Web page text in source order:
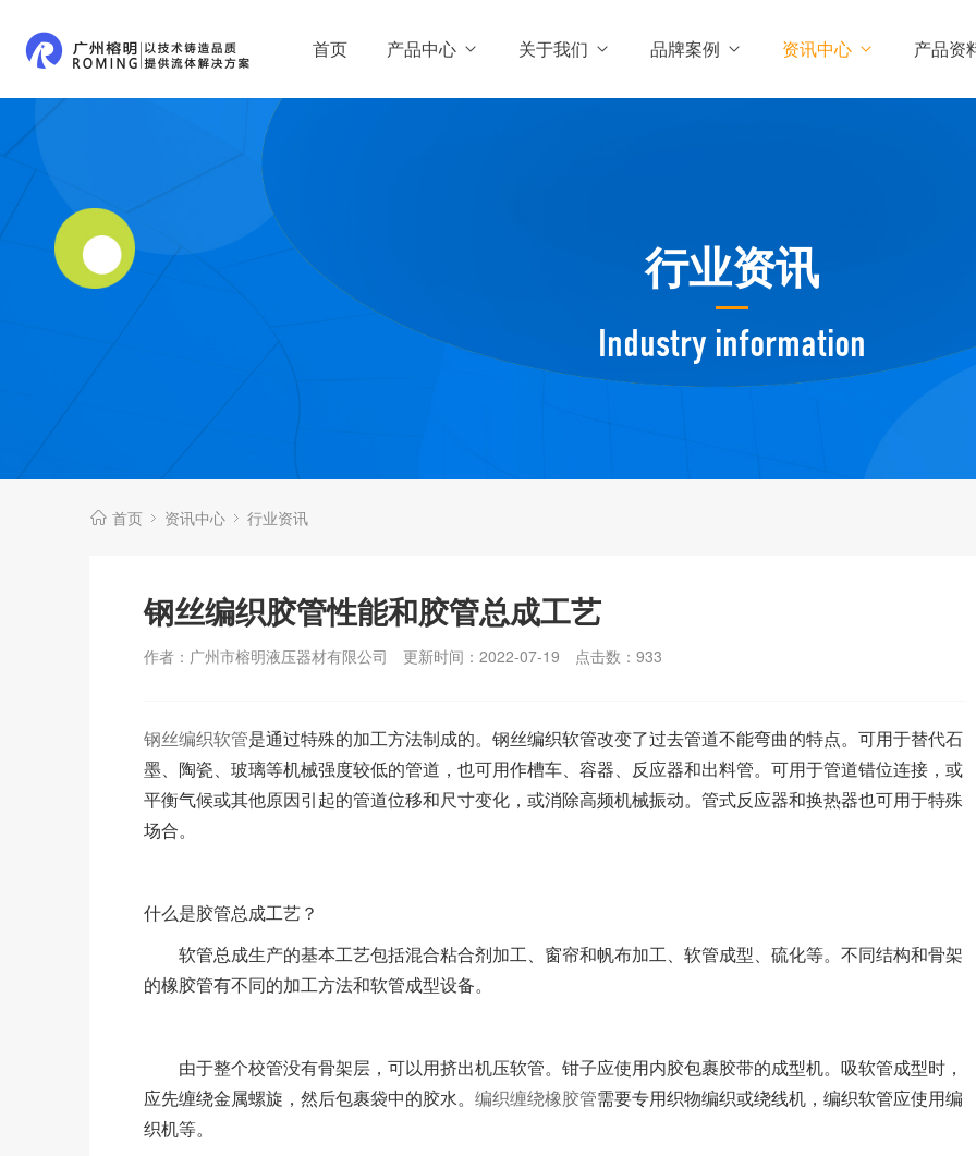
首页 产品中心 关于我们 品牌案例 资讯中心 产品资
行业资讯
Industry information
首页 资讯中心 行业资讯
钢丝编织胶管性能和胶管总成工艺
作者：广州市榕明液压器材有限公司 更新时间：2022-07-19 点击数： 933
钢丝编织软管是通过特殊的加工方法制成的。钢丝编织软管改变了过去管道不能弯曲的特点。可用于替代石
墨、陶瓷、玻璃等机械强度较低的管道，也可用作槽车、容器、反应器和出料管。可用于管道错位连接，或
平衡气候或其他原因引起的管道位移和尺寸变化，或消除高频机械振动。管式反应器和换热器也可用于特殊
场合。
什么是胶管总成工艺？
软管总成生产的基本工艺包括混合粘合剂加工、窗帘和帆布加工、软管成型、硫化等。不同结构和骨架
的橡胶管有不同的加工方法和软管成型设备。
由于整个校管没有骨架层，可以用挤出机压软管。钳子应使用内胶包裹胶带的成型机。吸软管成型时，
应先缠绕金属螺旋，然后包裹袋中的胶水。 编织缠绕橡胶管需要专用织物编织或绕线机，编织软管应使用编
织机等。